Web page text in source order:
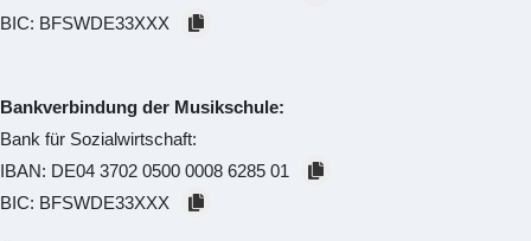
BIC: BFSWDE33XXX
Bankverbindung der Musikschule:
Bank für Sozialwirtschaft:
IBAN: DE04 3702 0500 0008 6285 01
BIC: BFSWDE33XXX